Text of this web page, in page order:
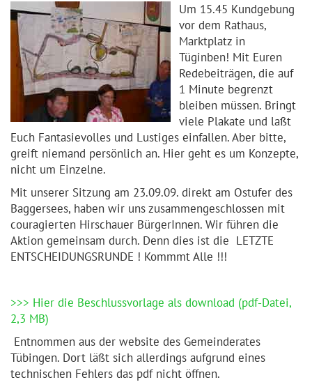
Um 15.45 Kundgebung
vor dem Rathaus,
Marktplatz in
Tüginben! Mit Euren
Redebeiträgen, die auf
1 Minute begrenzt
bleiben müssen. Bringt
viele Plakate und laßt
Euch Fantasievolles und Lustiges einfallen. Aber bitte,
greift niemand persönlich an. Hier geht es um Konzepte,
nicht um Einzelne.
Mit unserer Sitzung am 23.09.09. direkt am Ostufer des
Baggersees, haben wir uns zusammengeschlossen mit
couragierten Hirschauer BürgerInnen. Wir führen die
Aktion gemeinsam durch. Denn dies ist die LETZTE
ENTSCHEIDUNGSRUNDE ! Kommmt Alle !!!
>>> Hier die Beschlussvorlage als download (pdf-Datei,
2,3 MB)
Entnommen aus der website des Gemeinderates
Tübingen. Dort läßt sich allerdings aufgrund eines
technischen Fehlers das pdf nicht öffnen.